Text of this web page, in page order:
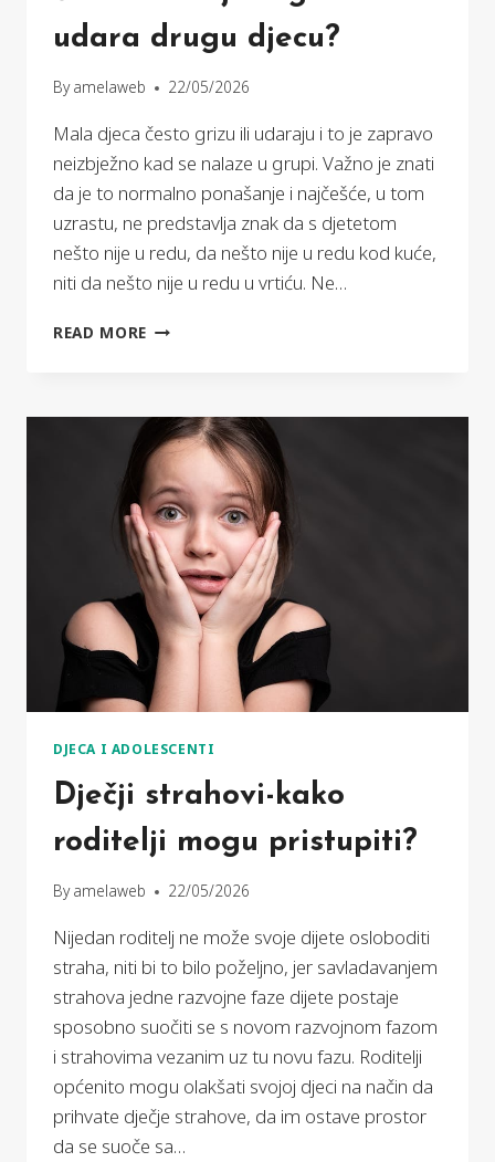
udara drugu djecu?
By amelaweb 22/05/2026
Mala djeca često grizu ili udaraju i to je zapravo
neizbježno kad se nalaze u grupi. Važno je znati
da je to normalno ponašanje i najčešće, u tom
uzrastu, ne predstavlja znak da s djetetom
nešto nije u redu, da nešto nije u redu kod kuće,
niti da nešto nije u redu u vrtiću. Ne…
READ MORE ŠTO
ILI
UDARA
DRUGU
DJECU?
DJECA I ADOLESCENTI
Dječji strahovi-kako
roditelji mogu pristupiti?
By amelaweb 22/05/2026
Nijedan roditelj ne može svoje dijete osloboditi
straha, niti bi to bilo poželjno, jer savladavanjem
strahova jedne razvojne faze dijete postaje
sposobno suočiti se s novom razvojnom fazom
i strahovima vezanim uz tu novu fazu. Roditelji
općenito mogu olakšati svojoj djeci na način da
prihvate dječje strahove, da im ostave prostor
da se suoče sa…